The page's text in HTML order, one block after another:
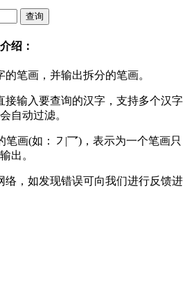
查询
绍：
笔画，并输出拆分的笔画。
接输入要查询的汉字，支持多个汉字
自动过滤。
笔画(如：㇇|乛)，表示为一个笔画只
出。
络，如发现错误可向我们进行反馈进